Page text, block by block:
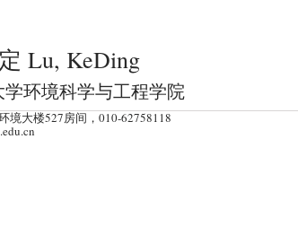
到
页
Lu, KeDing
学环境科学与工程学院
境大楼527房间，010-62758118